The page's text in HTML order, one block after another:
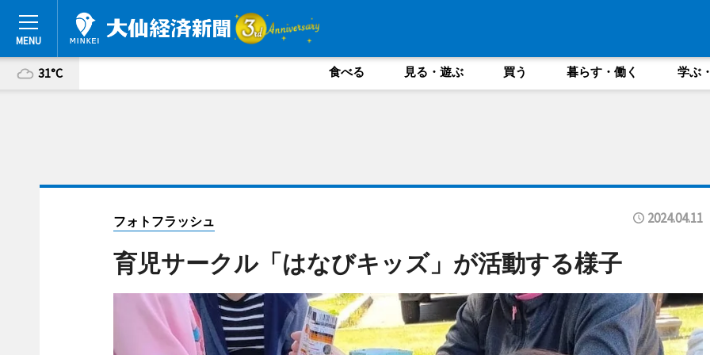
31°C 食べる 見る・遊ぶ 買う 暮らす・働く 学ぶ
フォトフラッシュ 2024.04.11
育児サークル「はなびキッズ」が活動する様子